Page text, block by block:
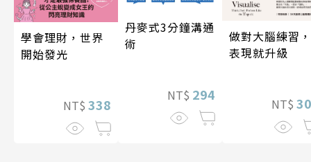
學會理財，世界
開始發光
NT$ 338
丹麥式3分鐘溝通
術
NT$ 294
做對大腦練習，
表現就升級
NT$